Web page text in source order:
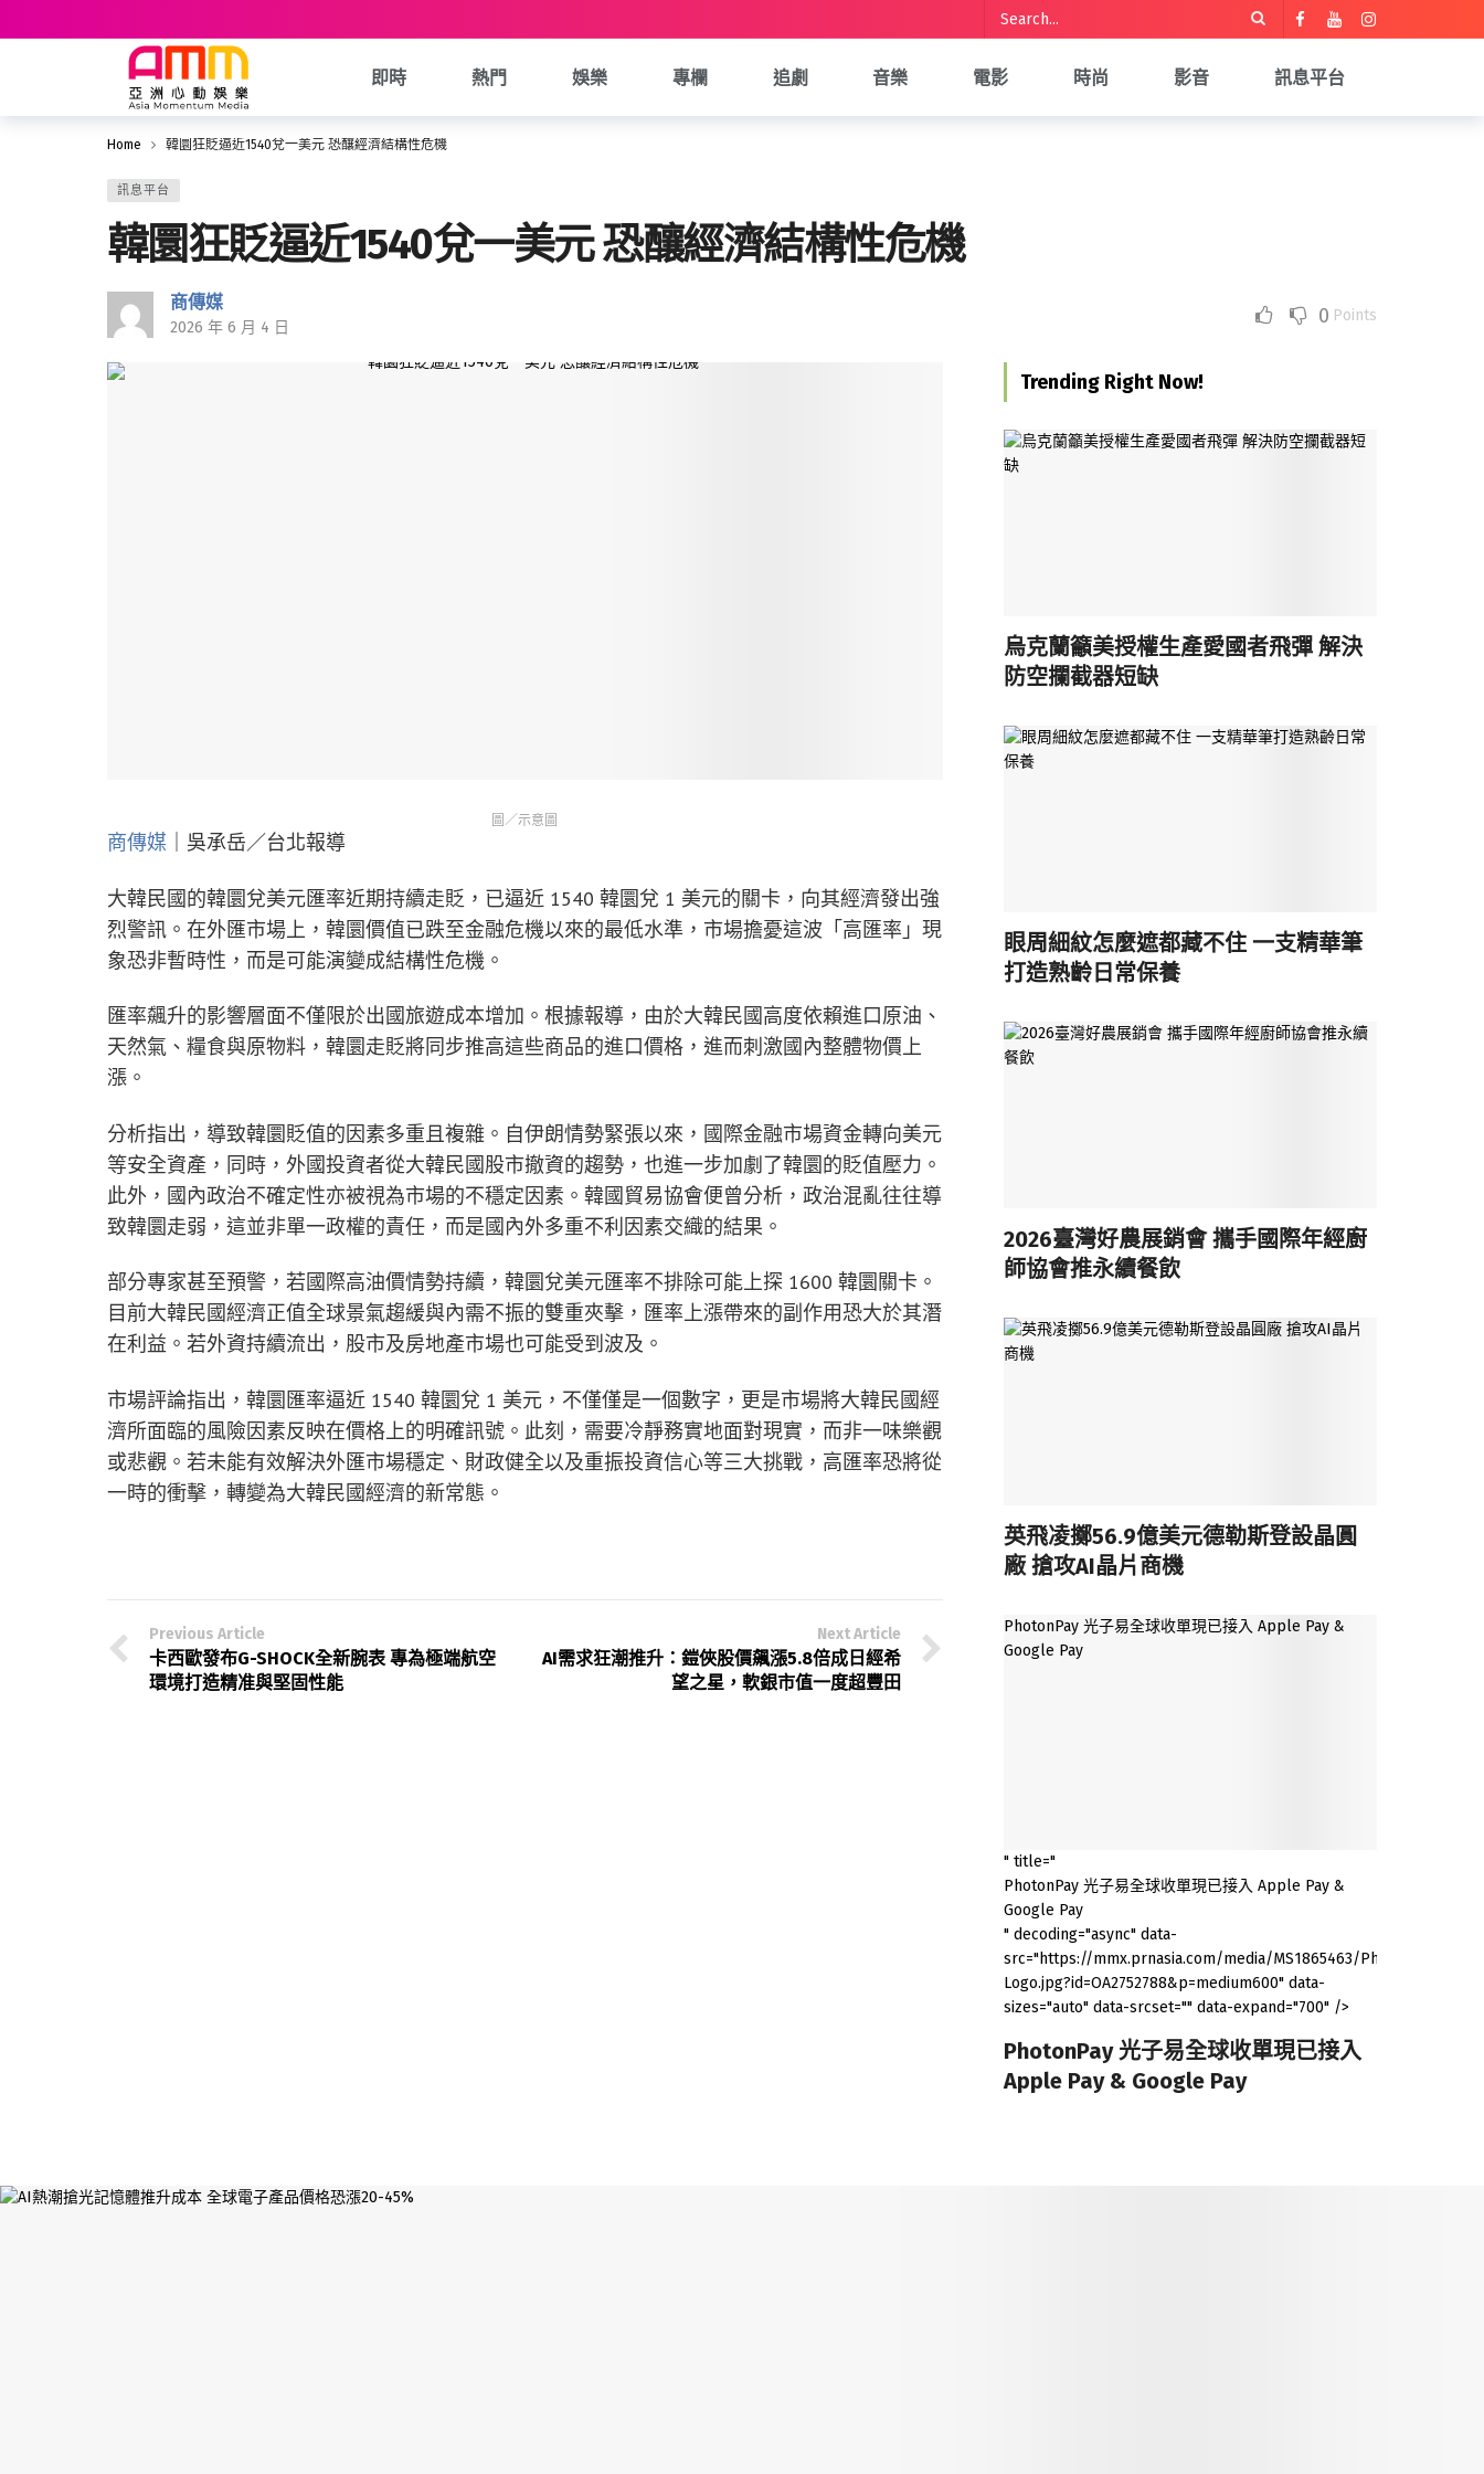
即時 熱門 娛樂 專欄 追劇 音樂 電影 時尚 影音 訊息平台
Home 韓圜狂貶逼近1540兌一美元 恐釀經濟結構性危機
訊息平台
韓圜狂貶逼近1540兌一美元 恐釀經濟結構性危機
商傳媒
2026 年 6 月 4 日 0 Points
圖／示意圖
商傳媒 ｜吳承岳／台北報導
大韓民國的韓圜兌美元匯率近期持續走貶，已逼近 1540 韓圜兌 1 美元的關卡，向其經濟發出強
烈警訊。在外匯市場上，韓圜價值已跌至金融危機以來的最低水準，市場擔憂這波「高匯率」現
象恐非暫時性，而是可能演變成結構性危機。
匯率飆升的影響層面不僅限於出國旅遊成本增加。根據報導，由於大韓民國高度依賴進口原油、
天然氣、糧食與原物料，韓圜走貶將同步推高這些商品的進口價格，進而刺激國內整體物價上
漲。
分析指出，導致韓圜貶值的因素多重且複雜。自伊朗情勢緊張以來，國際金融市場資金轉向美元
等安全資產，同時，外國投資者從大韓民國股市撤資的趨勢，也進一步加劇了韓圜的貶值壓力。
此外，國內政治不確定性亦被視為市場的不穩定因素。韓國貿易協會便曾分析，政治混亂往往導
致韓圜走弱，這並非單一政權的責任，而是國內外多重不利因素交織的結果。
部分專家甚至預警，若國際高油價情勢持續，韓圜兌美元匯率不排除可能上探 1600 韓圜關卡。
目前大韓民國經濟正值全球景氣趨緩與內需不振的雙重夾擊，匯率上漲帶來的副作用恐大於其潛
在利益。若外資持續流出，股市及房地產市場也可能受到波及。
市場評論指出，韓圜匯率逼近 1540 韓圜兌 1 美元，不僅僅是一個數字，更是市場將大韓民國經
濟所面臨的風險因素反映在價格上的明確訊號。此刻，需要冷靜務實地面對現實，而非一味樂觀
或悲觀。若未能有效解決外匯市場穩定、財政健全以及重振投資信心等三大挑戰，高匯率恐將從
一時的衝擊，轉變為大韓民國經濟的新常態。
Previous Article
卡西歐發布G-SHOCK全新腕表 專為極端航空
環境打造精准與堅固性能
Next Article
AI需求狂潮推升：鎧俠股價飆漲5.8倍成日經希
望之星，軟銀市值一度超豐田
Trending Right Now!
烏克蘭籲美授權生產愛國者飛彈 解決
防空攔截器短缺
眼周細紋怎麼遮都藏不住 一支精華筆
打造熟齡日常保養
2026臺灣好農展銷會 攜手國際年經廚
師協會推永續餐飲
英飛凌擲56.9億美元德勒斯登設晶圓
廠 搶攻AI晶片商機
PhotonPay 光子易全球收單現已接入 Apple Pay &
Google Pay
" title="
PhotonPay 光子易全球收單現已接入 Apple Pay &
Google Pay
" decoding="async" data-
src="https://mmx.prnasia.com/media/MS1865463/PhotonPay-
Logo.jpg?id=OA2752788&p=medium600" data-
sizes="auto" data-srcset="" data-expand="700" />
PhotonPay 光子易全球收單現已接入
Apple Pay & Google Pay